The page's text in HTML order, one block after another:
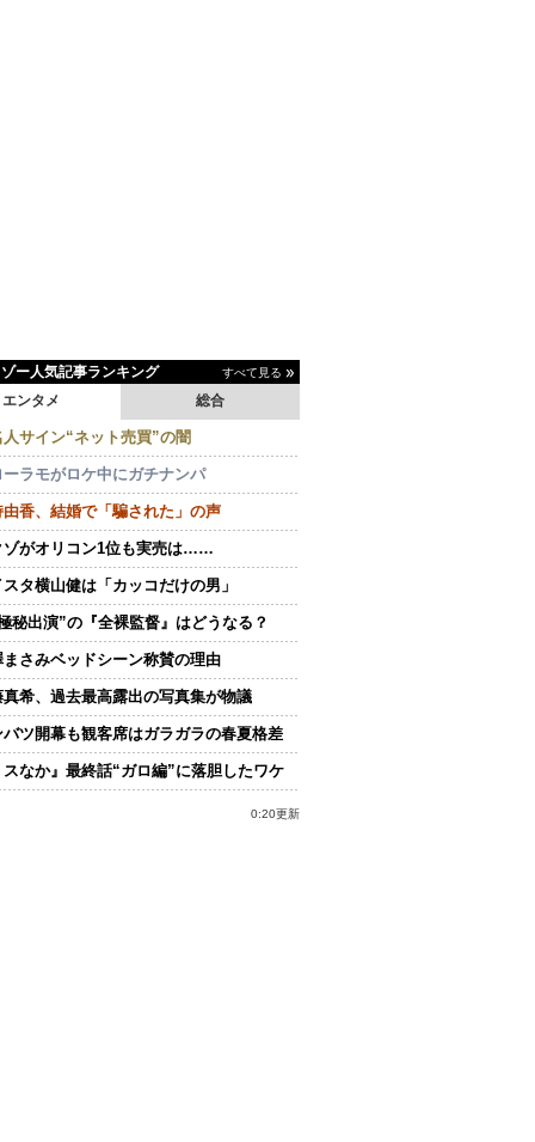
ー人気記事ランキング すべて見る
エンタメ 総合
人サイン“ネット売買”の闇
ーラモがロケ中にガチナンパ
由香、結婚で「騙された」の声
ゾがオリコン1位も実売は……
タ横山健は「カッコだけの男」
秘出演”の『全裸監督』はどうなる？
まさみベッドシーン称賛の理由
真希、過去最高露出の写真集が物議
バツ開幕も観客席はガラガラの春夏格差
スなか』最終話“ガロ編”に落胆したワケ
0:20更新